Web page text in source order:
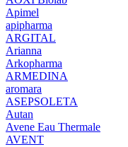
Apimel
apipharma
ARGITAL
Arianna
Arkopharma
ARMEDINA
aromara
ASEPSOLETA
Autan
Avene Eau Thermale
AVENT